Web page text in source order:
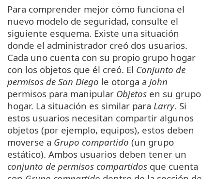
Para comprender mejor cómo funciona el
nuevo modelo de seguridad, consulte el
siguiente esquema. Existe una situación
donde el administrador creó dos usuarios.
Cada uno cuenta con su propio grupo hogar
con los objetos que él creó. El Conjunto de
permisos de San Diego le otorga a John
permisos para manipular Objetos en su grupo
hogar. La situación es similar para Larry. Si
estos usuarios necesitan compartir algunos
objetos (por ejemplo, equipos), estos deben
moverse a Grupo compartido (un grupo
estático). Ambos usuarios deben tener un
conjunto de permisos compartidos que cuenta